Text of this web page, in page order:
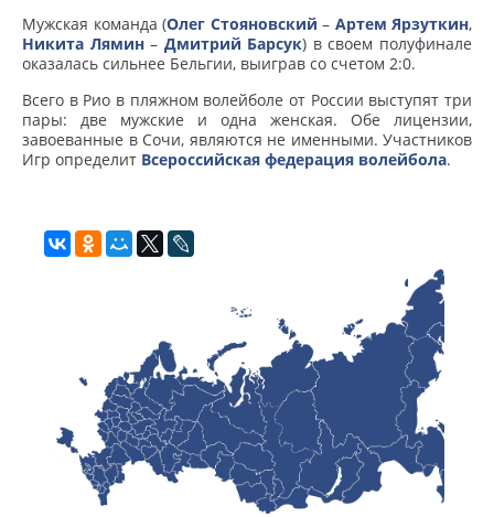
Мужская команда (Олег Стояновский – Артем Ярзуткин,
Никита Лямин– Дмитрий Барсук) в своем полуфинале
оказалась сильнее Бельгии, выиграв со счетом 2:0.
Всего в Рио в пляжном волейболе от России выступят три
пары: две мужские и одна женская. Обе лицензии,
завоеванные в Сочи, являются не именными. Участников
Игр определит Всероссийская федерация волейбола.